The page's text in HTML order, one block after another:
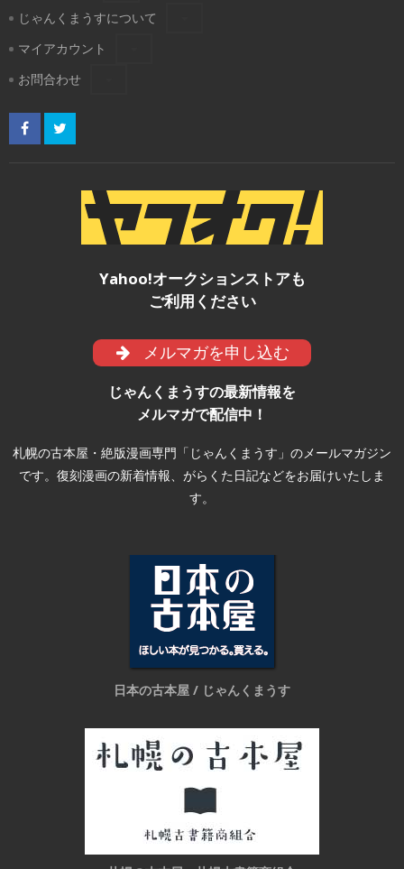
じゃんくまうすについて
マイアカウント
お問合わせ
Yahoo!オークションストアも
ご利用ください
メルマガを申し込む
じゃんくまうすの最新情報を
メルマガで配信中！
札幌の古本屋・絶版漫画専門「じゃんくまうす」のメールマガジン
です。復刻漫画の新着情報、がらくた日記などをお届けいたしま
す。
日本の古本屋 / じゃんくまうす